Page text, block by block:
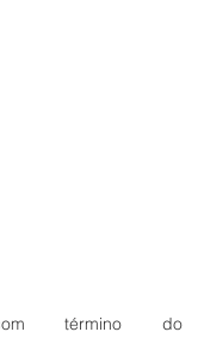
com término do